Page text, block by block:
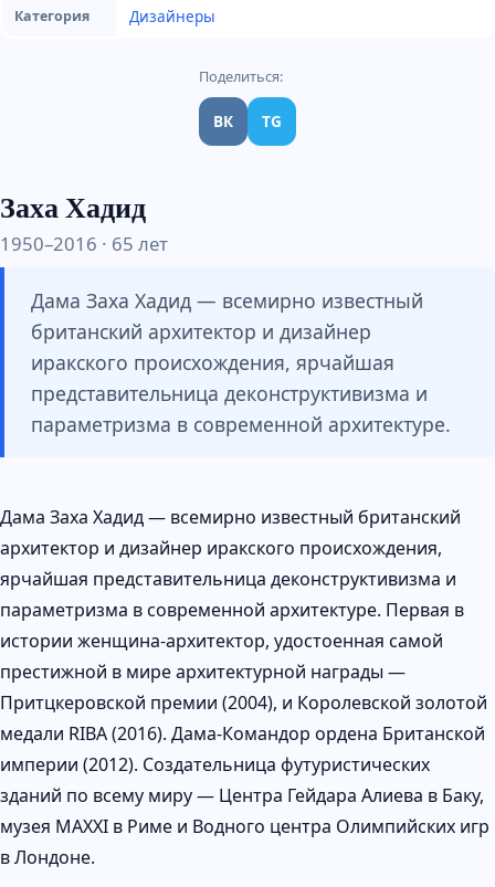
Категория Дизайнеры
Поделиться:
ВК TG
Заха Хадид
1950–2016 · 65 лет
Дама Заха Хадид — всемирно известный
британский архитектор и дизайнер
иракского происхождения, ярчайшая
представительница деконструктивизма и
параметризма в современной архитектуре.
Дама Заха Хадид — всемирно известный британский
архитектор и дизайнер иракского происхождения,
ярчайшая представительница деконструктивизма и
параметризма в современной архитектуре. Первая в
истории женщина-архитектор, удостоенная самой
престижной в мире архитектурной награды —
Притцкеровской премии (2004), и Королевской золотой
медали RIBA (2016). Дама-Командор ордена Британской
империи (2012). Создательница футуристических
зданий по всему миру — Центра Гейдара Алиева в Баку,
музея MAXXI в Риме и Водного центра Олимпийских игр
в Лондоне.